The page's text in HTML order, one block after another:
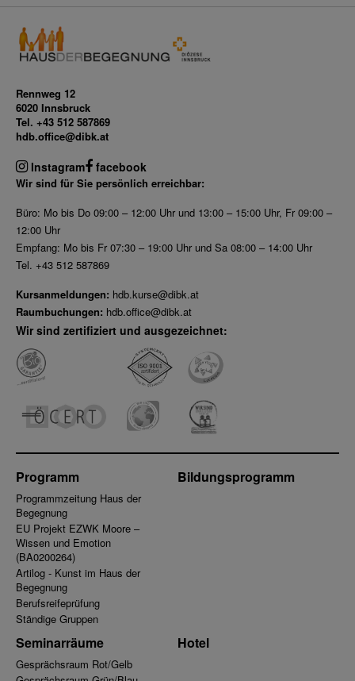
Rennweg 12
6020 Innsbruck
Tel. +43 512 587869
hdb.office@dibk.at
Instagram facebook
Wir sind für Sie persönlich erreichbar:
Büro: Mo bis Do 09:00 – 12:00 Uhr und 13:00 – 15:00 Uhr, Fr 09:00 –
12:00 Uhr
Empfang: Mo bis Fr 07:30 – 19:00 Uhr und Sa 08:00 – 14:00 Uhr
Tel. +43 512 587869
Kursanmeldungen: hdb.kurse@dibk.at
Raumbuchungen: hdb.office@dibk.at
Wir sind zertifiziert und ausgezeichnet:
Programm
Programmzeitung Haus der
Begegnung
EU Projekt EZWK Moore –
Wissen und Emotion
(BA0200264)
Artilog - Kunst im Haus der
Begegnung
Berufsreifeprüfung
Ständige Gruppen
Bildungsprogramm
Seminarräume
Gesprächsraum Rot/Gelb
Hotel